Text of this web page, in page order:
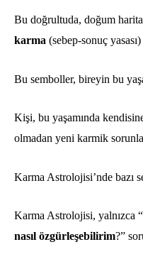
Bu doğrultuda, doğum
karma (sebep-sonuç
Bu semboller, bireyin bu
Kişi, bu yaşamında
olmadan yeni karmik
Karma Astrolojisi’nde bazı
Karma Astrolojisi, yalnızca
nasıl özgürleşebilirim?”